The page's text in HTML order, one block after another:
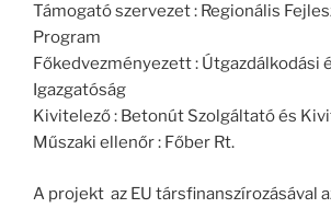
Támogató szervezet : Regionális
Program
Főkedvezményezett : Útgazdálkodási
Igazgatóság
Kivitelező : Betonút Szolgáltató és
Műszaki ellenőr : Főber Rt.
A projekt az EU társfinanszírozásával